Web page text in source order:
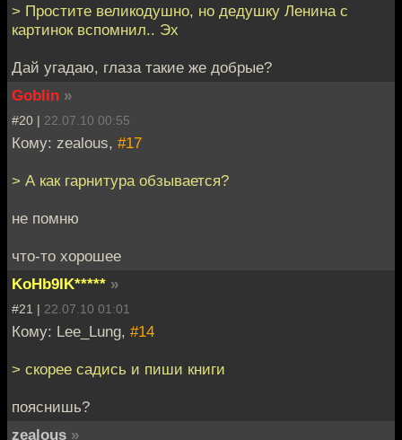
> Простите великодушно, но дедушку Ленина с
картинок вспомнил.. Эх
Дай угадаю, глаза такие же добрые?
Goblin »
#20 | 22.07.10 00:55
Кому: zealous, #17
> А как гарнитура обзывается?
не помню
что-то хорошее
KoHb9IK***** »
#21 | 22.07.10 01:01
Кому: Lee_Lung, #14
> скорее садись и пиши книги
пояснишь?
zealous »